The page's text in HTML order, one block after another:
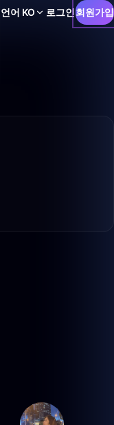
언어 KO 로그인회원가입